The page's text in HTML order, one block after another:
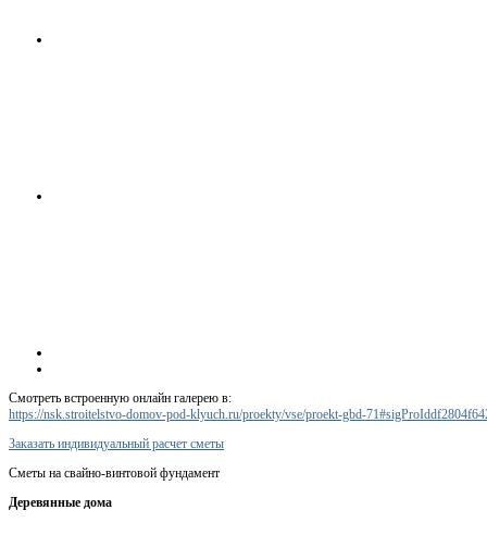
Смотреть встроенную онлайн галерею в:
https://nsk.stroitelstvo-domov-pod-klyuch.ru/proekty/vse/proekt-gbd-
Заказать индивидуальный расчет сметы
Сметы на свайно-винтовой фундамент
Деревянные дома